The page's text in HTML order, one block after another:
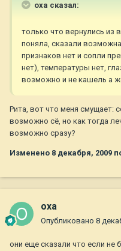
oxa сказал:
только что вернулись из
поняла, сказали
признаков нет и сопли
нет), температуры нет,
возможно и не кашель а
Рита, вот что меня смущает:
возможно сё, но как тогда
возможно сразу?
Изменено 8 декабря, 2009
oxa
Опубликовано 8
они еще сказали что если не